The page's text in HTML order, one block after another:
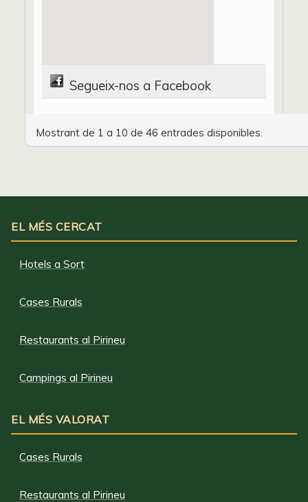
Segueix-nos a Facebook
Mostrant de 1 a 10 de 46 entrades disponibles.
EL MÉS CERCAT
Hotels a Sort
Cases Rurals
Restaurants al Pirineu
Campings al Pirineu
EL MÉS VALORAT
Cases Rurals
Restaurants al Pirineu